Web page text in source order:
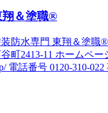
翔＆塗職®
装防水専門 東翔＆塗
町2413-11 ホームペー
電話番号 0120-310-